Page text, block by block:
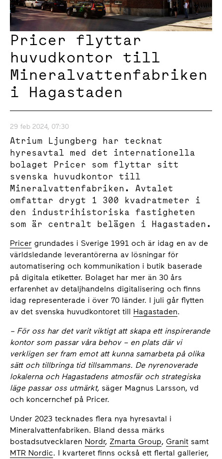
Pricer flyttar
huvudkontor till
Mineralvattenfabriken
i Hagastaden
29 feb 2024, 07:30
Atrium Ljungberg har tecknat
hyresavtal med det internationella
bolaget Pricer som flyttar sitt
svenska huvudkontor till
Mineralvattenfabriken. Avtalet
omfattar drygt 1 300 kvadratmeter i
den industrihistoriska fastigheten
som är centralt belägen i Hagastaden.
Pricer grundades i Sverige 1991 och är idag en av de
världsledande leverantörerna av lösningar för
automatisering och kommunikation i butik baserade
på digitala etiketter. Bolaget har mer än 30 års
erfarenhet av detaljhandelns digitalisering och finns
idag representerade i över 70 länder. I juli går flytten
av det svenska huvudkontoret till Hagastaden.
– För oss har det varit viktigt att skapa ett inspirerande
kontor som passar våra behov – en plats där vi
verkligen ser fram emot att kunna samarbeta på olika
sätt och tillbringa tid tillsammans. De nyrenoverade
lokalerna och Hagastadens atmosfär och strategiska
läge passar oss utmärkt, säger Magnus Larsson, vd
och koncernchef på Pricer.
Under 2023 tecknades flera nya hyresavtal i
Mineralvattenfabriken. Bland dessa märks
bostadsutvecklaren Nordr, Zmarta Group, Granit samt
MTR Nordic. I kvarteret finns också ett flertal gallerier,